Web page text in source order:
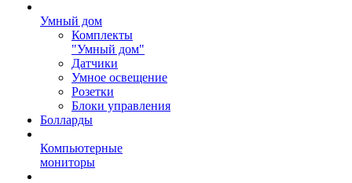
Умный дом
Комплекты
"Умный дом"
Датчики
Умное освещение
Розетки
Блоки управления
Болларды
Компьютерные
мониторы